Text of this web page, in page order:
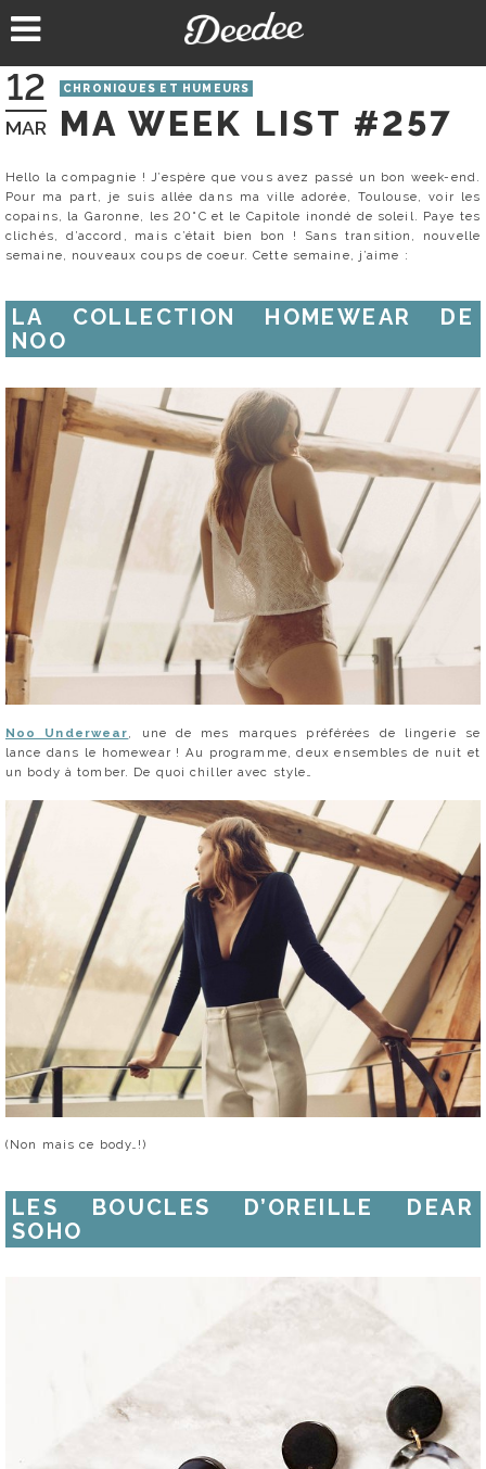
au
12
MAR
CHRONIQUES ET HUMEURS
MA WEEK LIST #257
Hello la compagnie ! J’espère que vous avez passé un bon week-end.
Pour ma part, je suis allée dans ma ville adorée, Toulouse, voir les
copains, la Garonne, les 20°C et le Capitole inondé de soleil. Paye tes
clichés, d’accord, mais c’était bien bon ! Sans transition, nouvelle
semaine, nouveaux coups de coeur. Cette semaine, j’aime :
LA COLLECTION HOMEWEAR DE
NOO
Noo Underwear
, une de mes marques préférées de lingerie se
lance dans le homewear ! Au programme, deux ensembles de nuit et
un body à tomber. De quoi chiller avec style…
(Non mais ce body…!)
LES BOUCLES D’OREILLE DEAR
SOHO